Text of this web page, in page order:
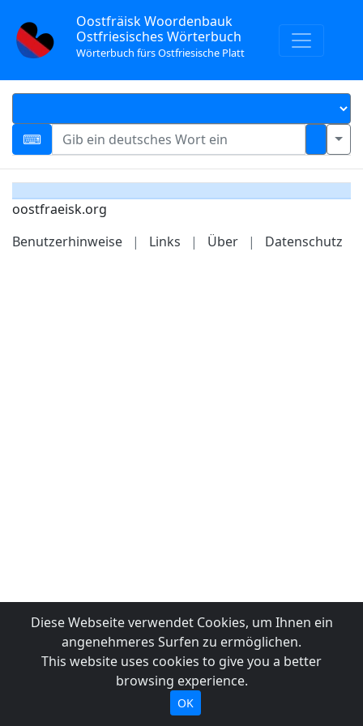
Oostfräisk Woordenbauk
Ostfriesisches Wörterbuch
Wörterbuch fürs Ostfriesische Platt
oostfraeisk.org
Benutzerhinweise
| Links | Über | Datenschutz
Diese Webseite verwendet Cookies, um Ihnen ein
angenehmeres Surfen zu ermöglichen.
This website uses cookies to give you a better
browsing experience.
OK